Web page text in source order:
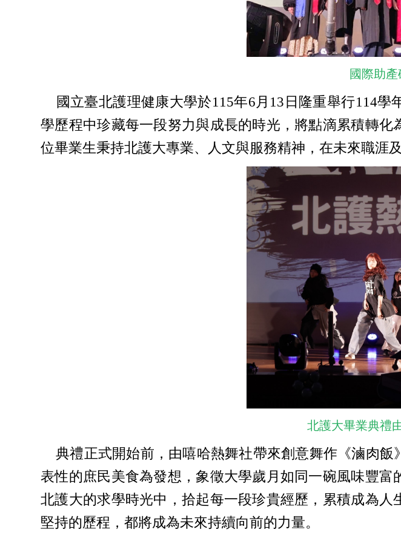
國際助
國立臺北護理健康大學於115年6月13日隆重舉行114學
學歷程中珍藏每一段努力與成長的時光，將點滴累積轉
位畢業生秉持北護大專業、人文與服務精神，在未來職涯
北護大畢業典禮
典禮正式開始前，由嘻哈熱舞社帶來創意舞作《滷肉飯
表性的庶民美食為發想，象徵大學歲月如同一碗風味豐
北護大的求學時光中，拾起每一段珍貴經歷，累積成為
堅持的歷程，都將成為未來持續向前的力量。